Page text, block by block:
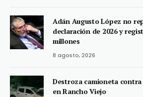
Adán Augusto López no
declaración de 2026 y
millones
8 agosto, 2026
Destroza camioneta
en Rancho Viejo